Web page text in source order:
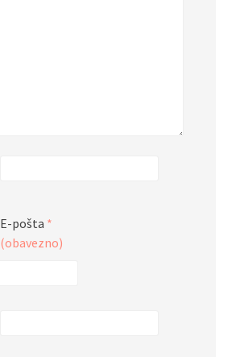
E-pošta *
(obavezno)